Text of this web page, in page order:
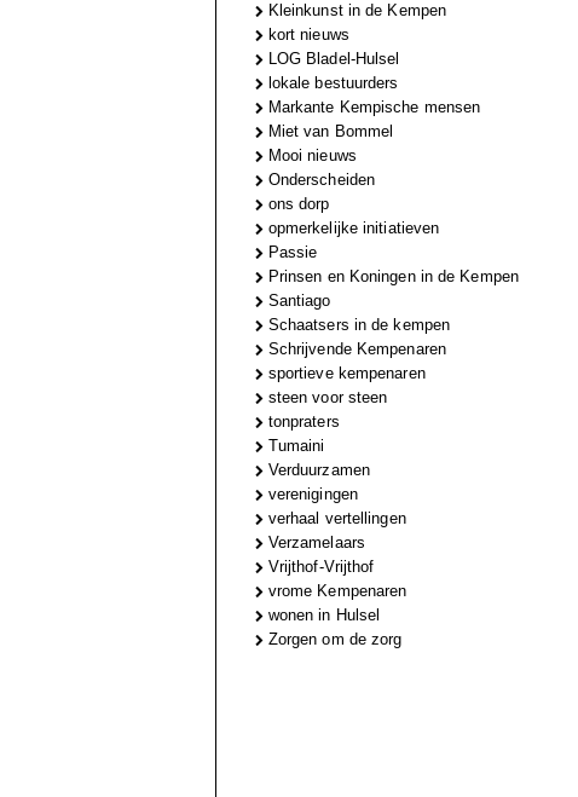
Kleinkunst in de Kempen
kort nieuws
LOG Bladel-Hulsel
lokale bestuurders
Markante Kempische mensen
Miet van Bommel
Mooi nieuws
Onderscheiden
ons dorp
opmerkelijke initiatieven
Passie
Prinsen en Koningen in de Kempen
Santiago
Schaatsers in de kempen
Schrijvende Kempenaren
sportieve kempenaren
steen voor steen
tonpraters
Tumaini
Verduurzamen
verenigingen
verhaal vertellingen
Verzamelaars
Vrijthof-Vrijthof
vrome Kempenaren
wonen in Hulsel
Zorgen om de zorg